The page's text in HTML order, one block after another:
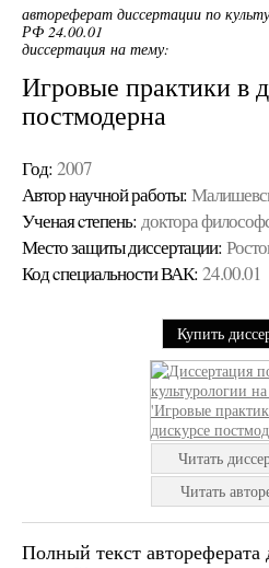
автореферат диссертации по
РФ 24.00.01
диссертация на тему:
Игровые практики в
постмодерна
Год: 2007
Автор научной работы:
Ученая cтепень: доктора
Место защиты диссертации:
Код cпециальности ВАК: 24.00.01
Купить
Читать
Читать
Полный текст автореферата